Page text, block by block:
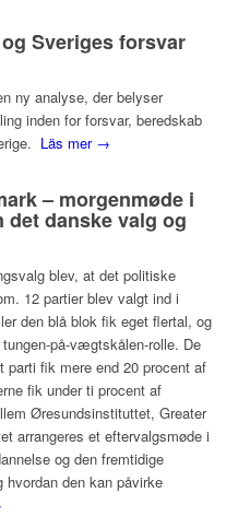
Sveriges forsvar
ny analyse, der belyser
inden for forsvar, beredskab
Läs mer →
– morgenmøde i
det danske valg og
blev, at det politiske
12 partier blev valgt ind i
den blå blok fik eget flertal, og
på-vægtskålen-rolle. De
fik mere end 20 procent af
fik under ti procent af
Øresundsinstituttet, Greater
arrangeres et eftervalgsmøde i
og den fremtidige
den kan påvirke